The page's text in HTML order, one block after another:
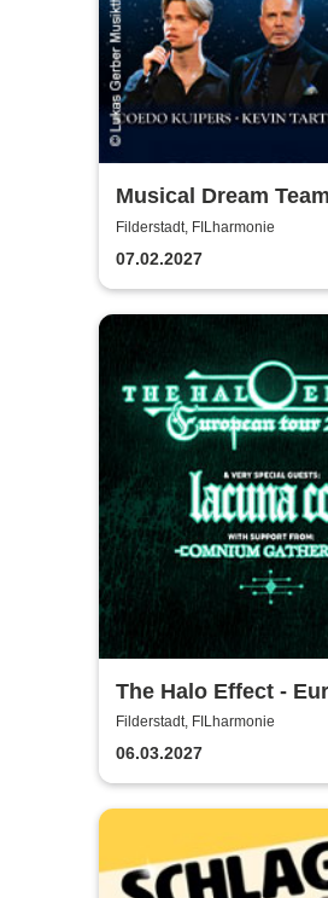
Musical Dream
Ammann, Kevin
Kuipers
Filderstadt, FILharmonie
07.02.2027
The Halo Effect -
Tour 2027
Filderstadt, FILharmonie
06.03.2027